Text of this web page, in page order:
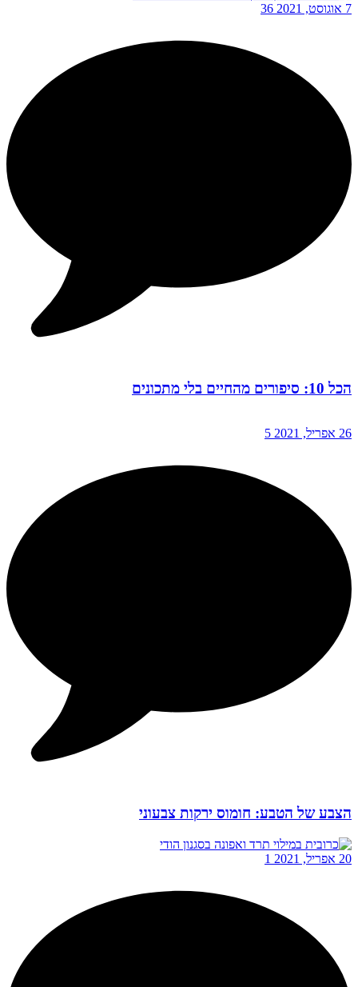
7 אוגוסט, 2021 36
הכל 10: סיפורים מהחיים בלי מתכונים
26 אפריל, 2021 5
הצבע של הטבע: חומוס ירקות צבעוני
20 אפריל, 2021 1